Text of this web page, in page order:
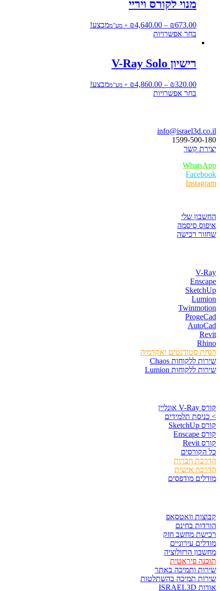
מנוי לקורס ויריי
₪673.00
–
₪4,640.00
טווח
+ מע"ממבצע!
בחר אפשרויות
מספר
סוגים.
לבחור
את
רישיון V-Ray Solo
₪320.00
–
₪4,860.00
טווח
+ מע"ממבצע!
בחר אפשרויות
info@israel3d.co.il
1599-500-180
יצירת קשר
WhatsApp
Facebook
Instagram
החשבון שלי
איפוס סיסמה
שחזור רכישה
V-Ray
Enscape
SketchUp
Lumion
Twinmotion
ProgeCad
AutoCad
Revit
Rhino
הנחת סטודנטים ואקדמיה
שירות ללקוחות Chaos
שירות ללקוחות Lumion
קורס V-Ray אונליין
> כניסת תלמידים
קורס SketchUp
קורס Enscape
קורס Revit
כל הקורסים
הדרכת חברות
הדרכה אישית
מודלים מודפסים
קבוצות וואטסאפ
הורדות בחינם
רכישת מחשב חזק
מודלים עירוניים
מחשבון הרזולוציה
תוכנה פיראטית
שירות ותמיכה באתר
שירות תמיכה בהשתלטות
אודות ISRAEL3D